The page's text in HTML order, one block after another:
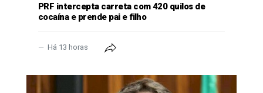
PRF intercepta carreta com 420 quilos de
cocaína e prende pai e filho
Há 13 horas